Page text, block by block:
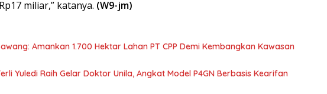
miliar,” katanya. (W9-jm)
Amankan 1.700 Hektar Lahan PT CPP Demi Kembangkan Kawasan
Yuledi Raih Gelar Doktor Unila, Angkat Model P4GN Berbasis Kearifan